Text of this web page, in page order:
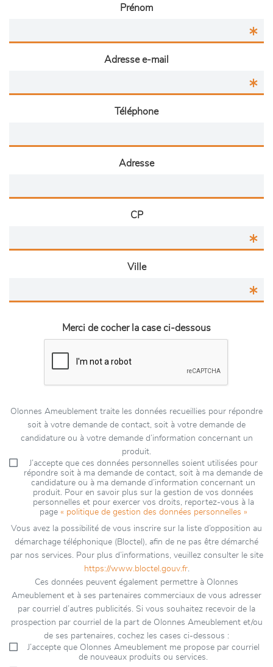
Prénom
Adresse e-mail
Téléphone
Adresse
CP
Ville
Merci de cocher la case ci-dessous
Olonnes Ameublement traite les données recueillies pour répondre
soit à votre demande de contact, soit à votre demande de
candidature ou à votre demande d’information concernant un
produit.
J’accepte que ces données personnelles soient utilisées pour
répondre soit à ma demande de contact, soit à ma demande de
candidature ou à ma demande d’information concernant un
produit. Pour en savoir plus sur la gestion de vos données
personnelles et pour exercer vos droits, reportez-vous à la
page « politique de gestion des données personnelles »
Vous avez la possibilité de vous inscrire sur la liste d’opposition au
démarchage téléphonique (Bloctel), afin de ne pas être démarché
par nos services. Pour plus d’informations, veuillez consulter le site
https://www.bloctel.gouv.fr.
Ces données peuvent également permettre à Olonnes
Ameublement et à ses partenaires commerciaux de vous adresser
par courriel d’autres publicités. Si vous souhaitez recevoir de la
prospection par courriel de la part de Olonnes Ameublement et/ou
de ses partenaires, cochez les cases ci-dessous :
J’accepte que Olonnes Ameublement me propose par courriel
de nouveaux produits ou services.